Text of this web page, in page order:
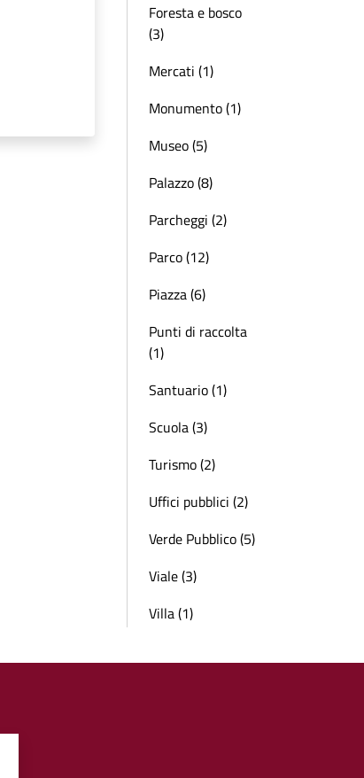
Foresta e bosco
(3)
Mercati (1)
Monumento (1)
Museo (5)
Palazzo (8)
Parcheggi (2)
Parco (12)
Piazza (6)
Punti di raccolta
(1)
Santuario (1)
Scuola (3)
Turismo (2)
Uffici pubblici (2)
Verde Pubblico (5)
Viale (3)
Villa (1)